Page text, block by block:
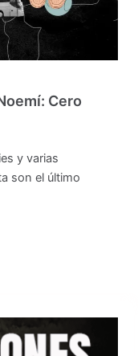
Cero
y varias
son el último